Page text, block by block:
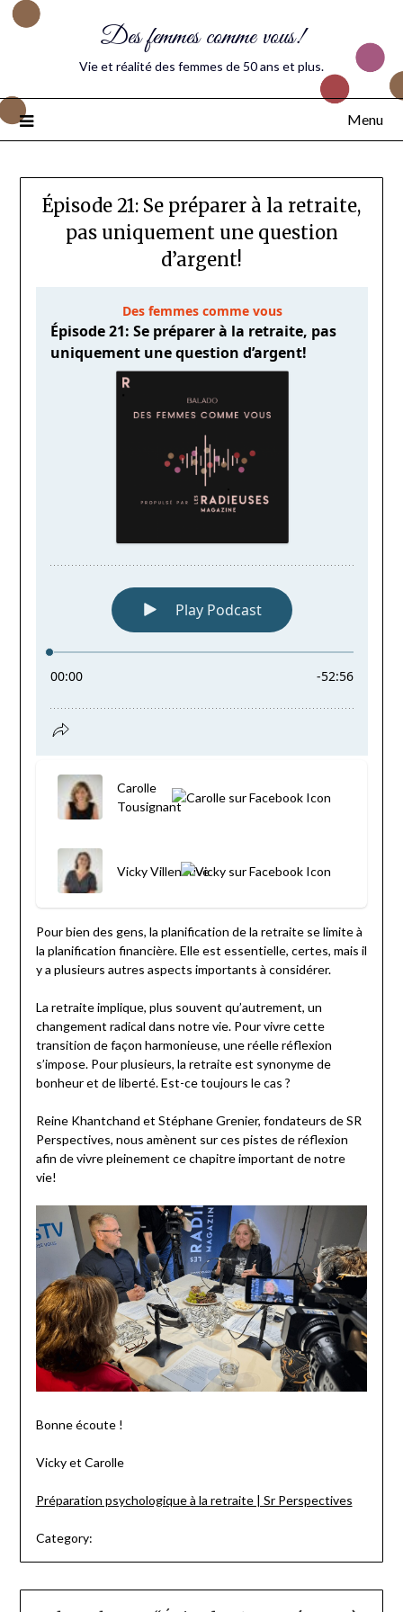
Des femmes comme vous!
Vie et réalité des femmes de 50 ans et plus.
Menu
Épisode 21: Se préparer à la retraite,
pas uniquement une question
d’argent!
Carolle
Tousignant
Vicky Villeneuve
Pour bien des gens, la planification de la retraite se limite à
la planification financière. Elle est essentielle, certes, mais il
y a plusieurs autres aspects importants à considérer.
La retraite implique, plus souvent qu’autrement, un
changement radical dans notre vie. Pour vivre cette
transition de façon harmonieuse, une réelle réflexion
s’impose. Pour plusieurs, la retraite est synonyme de
bonheur et de liberté. Est-ce toujours le cas ?
Reine Khantchand et Stéphane Grenier, fondateurs de SR
Perspectives, nous amènent sur ces pistes de réflexion
afin de vivre pleinement ce chapitre important de notre
vie!
Bonne écoute !
Vicky et Carolle
Préparation psychologique à la retraite | Sr Perspectives
Category: